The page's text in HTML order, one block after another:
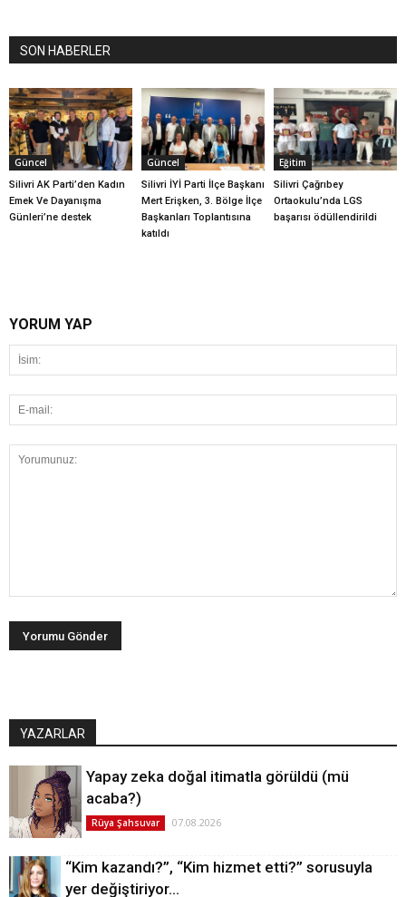
SON HABERLER
Güncel
Silivri AK Parti’den Kadın
Emek Ve Dayanışma
Günleri’ne destek
Güncel
Silivri İYİ Parti İlçe Başkanı
Mert Erişken, 3. Bölge İlçe
Başkanları Toplantısına
katıldı
Eğitim
Silivri Çağrıbey
Ortaokulu’nda LGS
başarısı ödüllendirildi
YORUM YAP
YAZARLAR
Yapay zeka doğal itimatla görüldü (mü
acaba?)
Rüya Şahsuvar 07.08.2026
“Kim kazandı?”, “Kim hizmet etti?” sorusuyla
yer değiştiriyor…